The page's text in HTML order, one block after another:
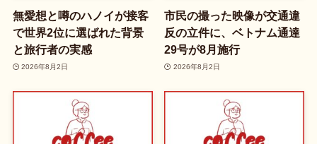
無愛想と噂のハノイが接客
で世界2位に選ばれた背景
と旅行者の実感
2026年8月2日
市民の撮った映像が交通違
反の立件に、ベトナム通達
29号が8月施行
2026年8月2日